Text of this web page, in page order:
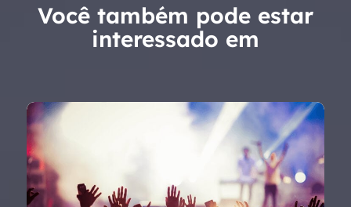
Você também pode estar
interessado em